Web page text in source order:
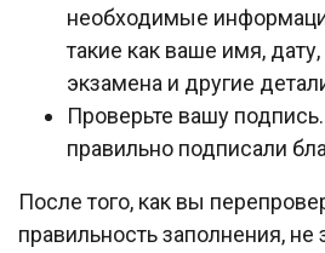
необходимые
такие как ваше имя,
экзамена и другие
Проверьте вашу
правильно подписали
После того, как вы
правильность заполнения, не